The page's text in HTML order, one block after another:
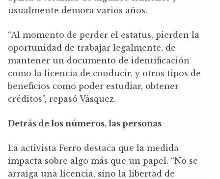
usualmente demora varios años.
“Al momento de perder el estatus, pierden la
oportunidad de trabajar legalmente, de
mantener un documento de identificación
como la licencia de conducir, y otros tipos de
beneficios como poder estudiar, obtener
créditos”, repasó Vásquez.
Detrás de los números, las personas
La activista Ferro destaca que la medida
impacta sobre algo más que un papel. “No se
arraiga una licencia, sino la libertad de